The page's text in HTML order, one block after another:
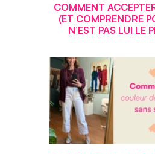
COMMENT
(ET COMPRENDRE
N’EST PAS LUI LE